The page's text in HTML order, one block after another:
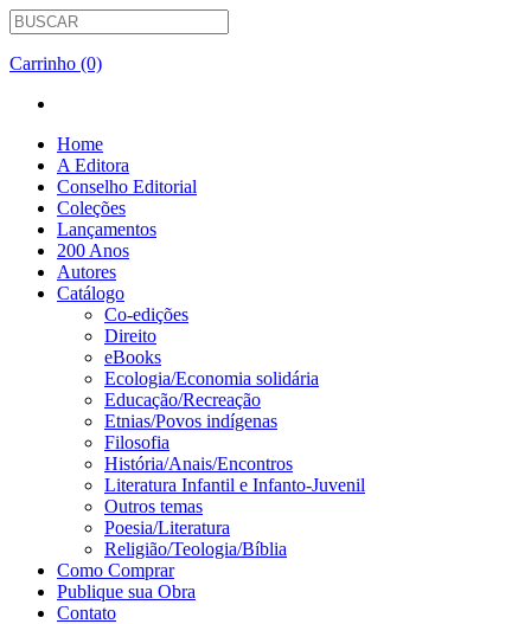
Carrinho (0)
Home
A Editora
Conselho Editorial
Coleções
Lançamentos
200 Anos
Autores
Catálogo
Co-edições
Direito
eBooks
Ecologia/Economia solidária
Educação/Recreação
Etnias/Povos indígenas
Filosofia
História/Anais/Encontros
Literatura Infantil e Infanto-Juvenil
Outros temas
Poesia/Literatura
Religião/Teologia/Bíblia
Como Comprar
Publique sua Obra
Contato